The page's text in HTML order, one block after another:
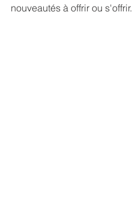
nouveautés à offrir ou s'offrir.